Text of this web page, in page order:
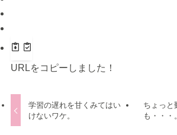
URLをコピーしました！
学習の遅れを甘くみてはい
けないワケ。
ちょっと
も・・・。